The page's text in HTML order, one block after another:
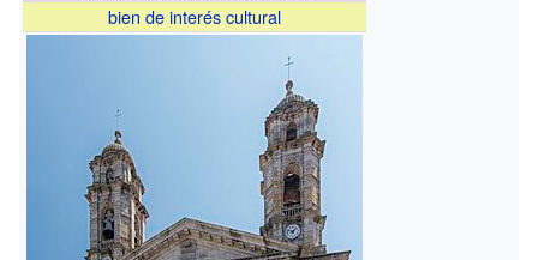
bien de interés cultural